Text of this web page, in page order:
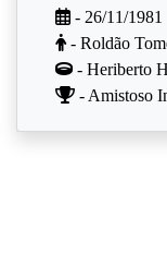
- 26/11/1981
- Roldão
- Heriberto
- Amistoso